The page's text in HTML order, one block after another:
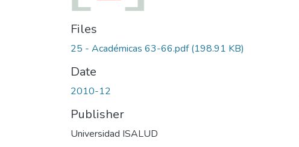
Files
25 - Académicas 63-66.pdf(198.91 KB)
Date
2010-12
Publisher
Universidad ISALUD